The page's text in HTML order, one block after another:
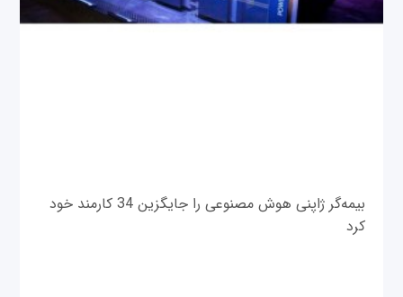
بیمه‌گر ژاپنی هوش مصنوعی را جایگزین 34 کارمند خود
کرد